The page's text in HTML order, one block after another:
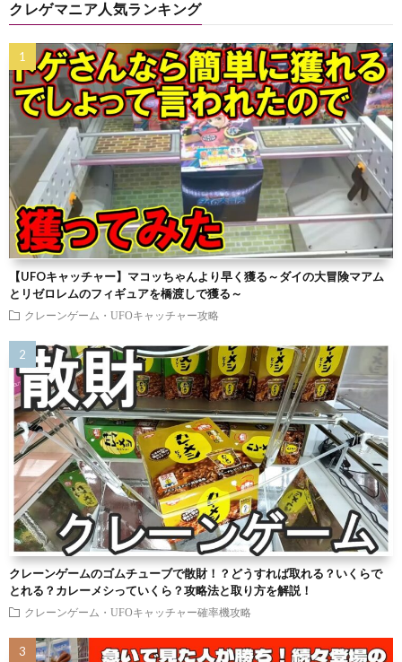
クレゲマニア人気ランキング
【UFOキャッチャー】マコッちゃんより早く獲る～ダイの大冒険マアム
とリゼロレムのフィギュアを橋渡しで獲る～
クレーンゲーム・UFOキャッチャー攻略
クレーンゲームのゴムチューブで散財！？どうすれば取れる？いくらで
とれる？カレーメシっていくら？攻略法と取り方を解説！
クレーンゲーム・UFOキャッチャー確率機攻略